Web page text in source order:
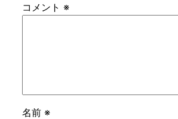
コメント ※
名前 ※